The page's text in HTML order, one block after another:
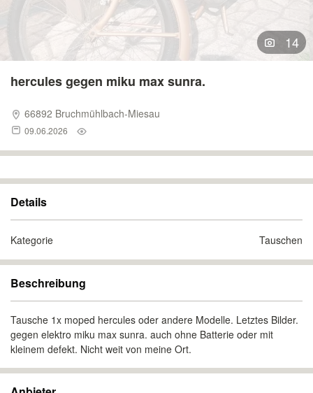
14
hercules gegen miku max sunra.
66892 Bruchmühlbach-Miesau
09.06.2026
Details
Kategorie Tauschen
Beschreibung
Tausche 1x moped hercules oder andere Modelle. Letztes Bilder.
gegen elektro miku max sunra. auch ohne Batterie oder mit
kleinem defekt. Nicht weit von meine Ort.